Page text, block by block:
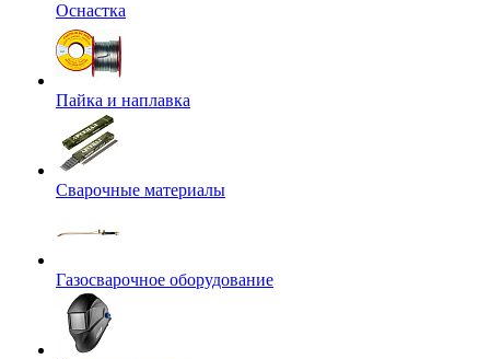
Оснастка
Пайка и наплавка
Сварочные материалы
Газосварочное оборудование